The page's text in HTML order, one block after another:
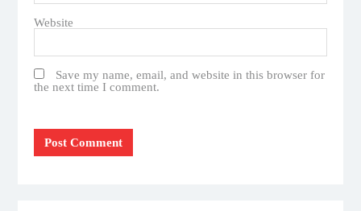
Website
Save my name, email, and website in this browser for
the next time I comment.